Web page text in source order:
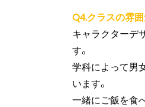
Q4.クラスの雰
キャラクターデ
す。
学科によって男
います。
一緒にご飯を食